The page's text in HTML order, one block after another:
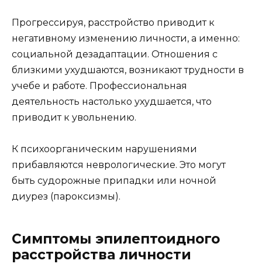
Прогрессируя, расстройство приводит к
негативному изменению личности, а именно:
социальной дезадаптации. Отношения с
близкими ухудшаются, возникают трудности в
учебе и работе. Профессиональная
деятельность настолько ухудшается, что
приводит к увольнению.
К психоорганическим нарушениями
прибавляются неврологические. Это могут
быть судорожные припадки или ночной
диурез (пароксизмы).
Симптомы эпилептоидного
расстройства личности